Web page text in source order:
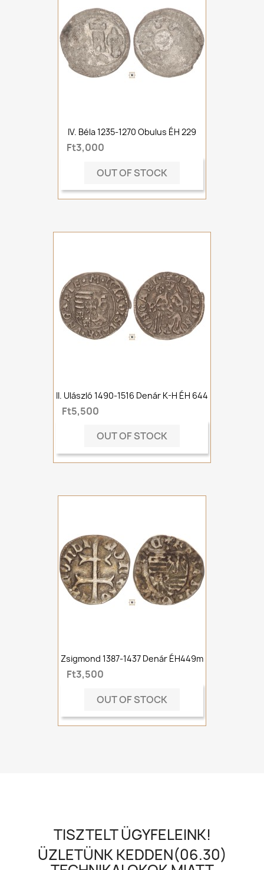
IV. Béla 1235-1270 Obulus ÉH 229
Ft3,000
OUT OF STOCK
II. Ulászló 1490-1516 Denár K-H ÉH 644
Ft5,500
OUT OF STOCK
Zsigmond 1387-1437 Denár ÉH449m
Ft3,500
OUT OF STOCK
TISZTELT ÜGYFELEINK!
ÜZLETÜNK KEDDEN(06.30)